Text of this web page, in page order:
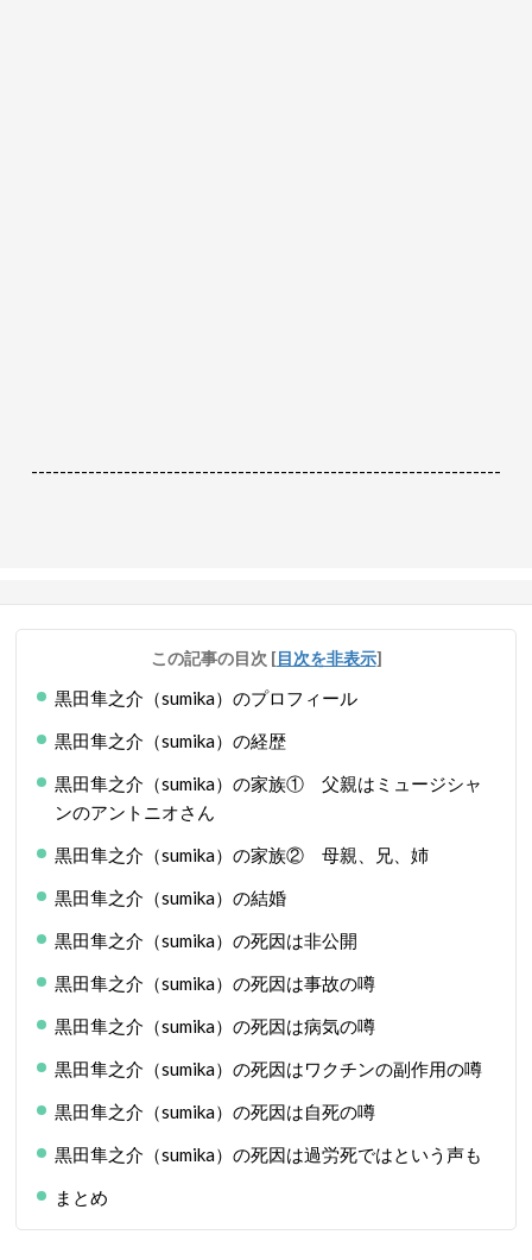
------------------------------------------------------------------
この記事の目次 [目次を非表示]
黒田隼之介（sumika）のプロフィール
黒田隼之介（sumika）の経歴
黒田隼之介（sumika）の家族① 父親はミュージシャ
ンのアントニオさん
黒田隼之介（sumika）の家族② 母親、兄、姉
黒田隼之介（sumika）の結婚
黒田隼之介（sumika）の死因は非公開
黒田隼之介（sumika）の死因は事故の噂
黒田隼之介（sumika）の死因は病気の噂
黒田隼之介（sumika）の死因はワクチンの副作用の噂
黒田隼之介（sumika）の死因は自死の噂
黒田隼之介（sumika）の死因は過労死ではという声も
まとめ